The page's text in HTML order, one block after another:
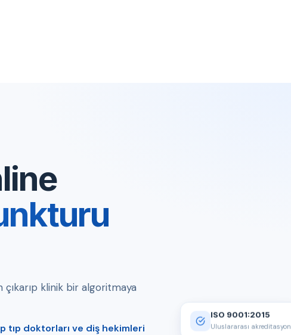
klinik bir algoritmaya
tıp doktorları ve diş hekimleri
ISO 9001:2015
Uluslararası akreditasyon